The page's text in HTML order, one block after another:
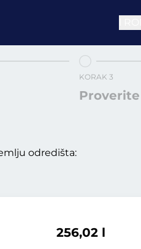
KORAK 3
odredišta:
256,02 l